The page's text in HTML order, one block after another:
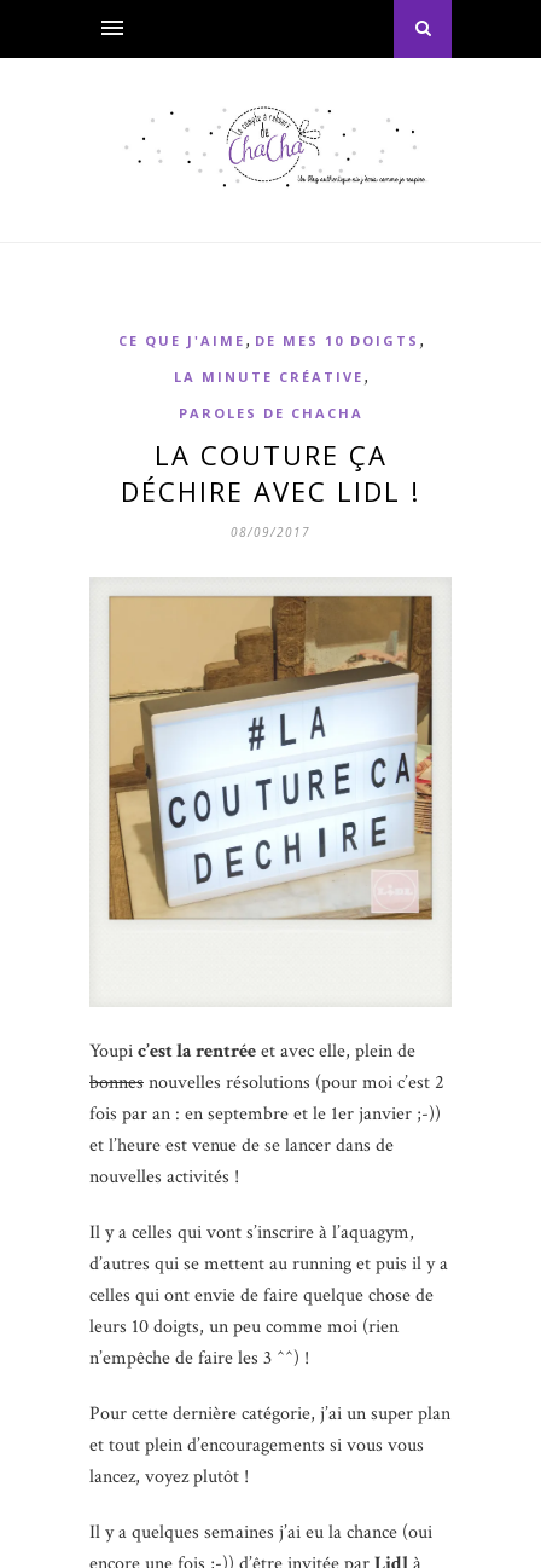
CE QUE J'AIME , DE MES 10 DOIGTS ,
LA MINUTE CRÉATIVE ,
PAROLES DE CHACHA
LA COUTURE ÇA
DÉCHIRE AVEC LIDL !
08/09/2017
Youpic’est la rentréeet avec elle, plein de
bonnesnouvelles résolutions (pour moi c’est 2
fois par an : en septembre et le 1er janvier ;-))
et l’heure est venue de se lancer dans de
nouvelles activités !
Il y a celles qui vont s’inscrire à l’aquagym,
d’autres qui se mettent au running et puis il y a
celles qui ont envie de faire quelque chose de
leurs 10 doigts, un peu comme moi (rien
n’empêche de faire les 3 ^^) !
Pour cette dernière catégorie, j’ai un super plan
et tout plein d’encouragements si vous vous
lancez, voyez plutôt !
Il y a quelques semaines j’ai eu la chance (oui